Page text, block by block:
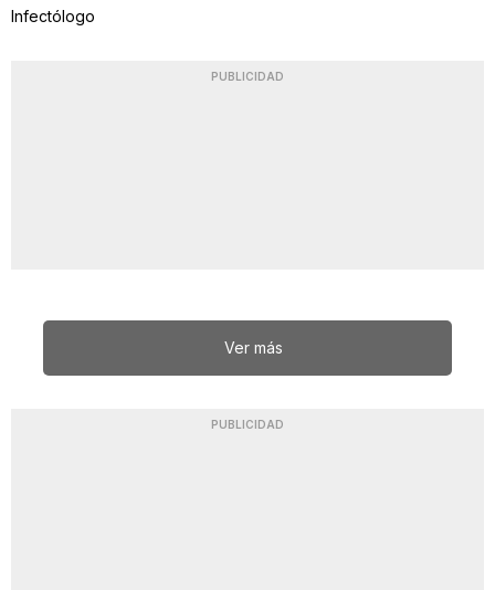
Infectólogo
PUBLICIDAD
Ver más
PUBLICIDAD